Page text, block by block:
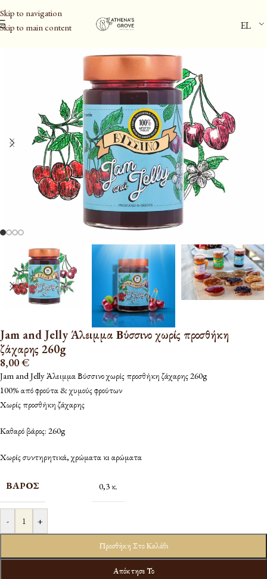
Skip to navigation
Skip to main content
EL
Αρχική σελίδα/Φυστίκι Αιγίνης ΠΟΠ & Αλείμματα
Jam and Jelly Άλειμμα Βύσσινο χωρίς προσθήκη
ζάχαρης 260g
8,00€
Jam and Jelly Άλειμμα Βύσσινο χωρίς προσθήκη ζάχαρης 260g
100% από φρούτα & χυμούς φρούτων
Χωρίς προσθήκη ζάχαρης
Καθαρό βάρος: 260g
Χωρίς συντηρητικά, χρώματα κι αρώματα
ΒΆΡΟΣ 0,3 κ.
- +
Προσθήκη Στο Καλάθι
Απόκτησε Το